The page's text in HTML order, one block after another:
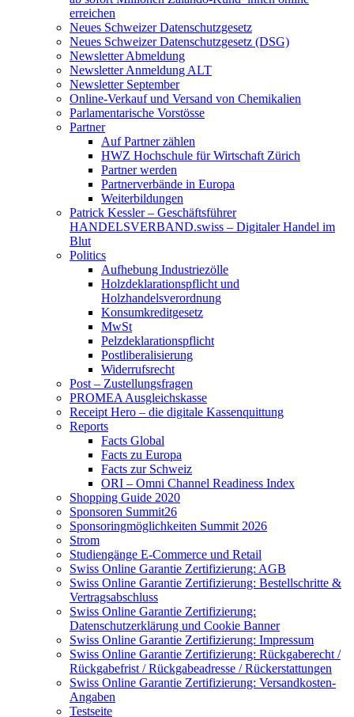
erreichen
Neues Schweizer Datenschutzgesetz
Neues Schweizer Datenschutzgesetz (DSG)
Newsletter Abmeldung
Newsletter Anmeldung ALT
Newsletter September
Online-Verkauf und Versand von Chemikalien
Parlamentarische Vorstösse
Partner
Auf Partner zählen
HWZ Hochschule für Wirtschaft Zürich
Partner werden
Partnerverbände in Europa
Weiterbildungen
Patrick Kessler – Geschäftsführer
HANDELSVERBAND.swiss – Digitaler Handel im
Blut
Politics
Aufhebung Industriezölle
Holzdeklarationspflicht und
Holzhandelsverordnung
Konsumkreditgesetz
MwSt
Pelzdeklarationspflicht
Postliberalisierung
Widerrufsrecht
Post – Zustellungsfragen
PROMEA Ausgleichskasse
Receipt Hero – die digitale Kassenquittung
Reports
Facts Global
Facts zu Europa
Facts zur Schweiz
ORI – Omni Channel Readiness Index
Shopping Guide 2020
Sponsoren Summit26
Sponsoringmöglichkeiten Summit 2026
Strom
Studiengänge E-Commerce und Retail
Swiss Online Garantie Zertifizierung: AGB
Swiss Online Garantie Zertifizierung: Bestellschritte &
Vertragsabschluss
Swiss Online Garantie Zertifizierung:
Datenschutzerklärung und Cookie Banner
Swiss Online Garantie Zertifizierung: Impressum
Swiss Online Garantie Zertifizierung: Rückgaberecht /
Rückgabefrist / Rückgabeadresse / Rückerstattungen
Swiss Online Garantie Zertifizierung: Versandkosten-
Angaben
Testseite